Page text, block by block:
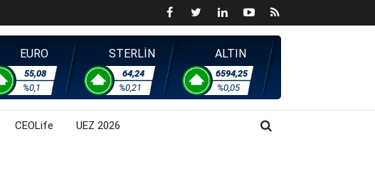
EURO
55,08
%0,1
STERLİN
64,24
%0,21
ALTIN
6594,25
%0,05
CEOLife UEZ 2026